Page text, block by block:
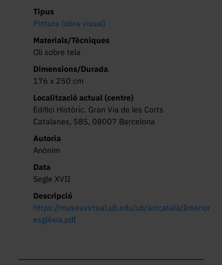
Tipus
Pintura (obra visual)
Materials/Tècniques
Oli sobre tela
Dimensions/Durada
176 x 250 cm
Localització actual (centre)
Edifici Històric. Gran Via de les Corts
Catalanes, 585, 08007 Barcelona
Autoria
Anònim
Data
Segle XVII
Descripció
https://museuvirtual.ub.edu/ub/artcatalà/Interior
església.pdf